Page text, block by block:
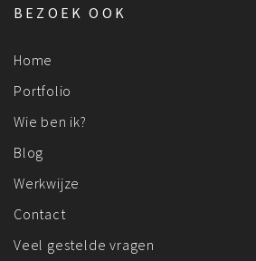
BEZOEK OOK
Home
Portfolio
Wie ben ik?
Blog
Werkwijze
Contact
Veel gestelde vragen